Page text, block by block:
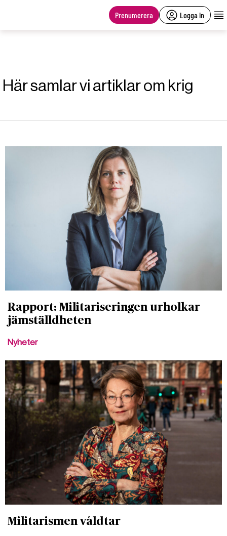
Prenumerera Logga in
Här samlar vi artiklar om krig
Rapport: Militariseringen urholkar
jämställdheten
Nyheter
Militarismen våldtar